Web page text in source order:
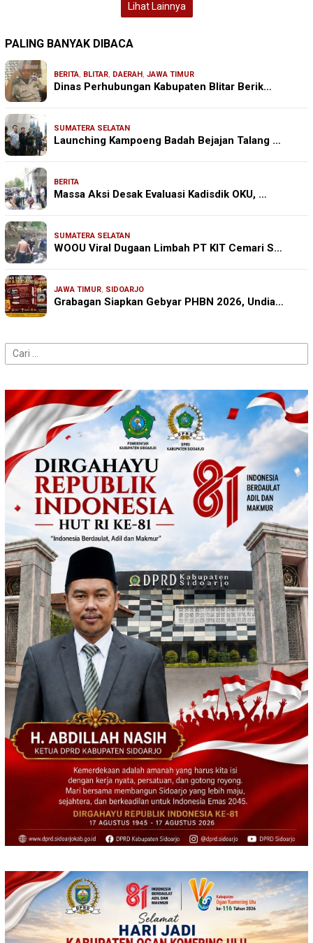
Lihat Lainnya
PALING BANYAK DIBACA
BERITA, BLITAR, DAERAH , JAWA TIMUR
Dinas Perhubungan Kabupaten Blitar Berik…
SUMATERA SELATAN
Launching Kampoeng Badah Bejajan Talang …
BERITA
Massa Aksi Desak Evaluasi Kadisdik OKU, …
SUMATERA SELATAN
WOOU Viral Dugaan Limbah PT KIT Cemari S…
JAWA TIMUR, SIDOARJO
Grabagan Siapkan Gebyar PHBN 2026, Undia…
Cari
untuk: